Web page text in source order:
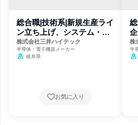
総合職|技術系|新規生産ライ
ン立ち上げ、システム・DX
化推進
株式会社三井ハイテック
半導体・電子機器メーカー
岐阜県
お気に入り
株
半